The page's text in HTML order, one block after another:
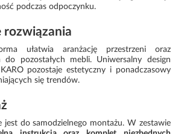
podczas odpoczynku.
rozwiązania
ułatwia aranżację przestrzeni oraz
do pozostałych mebli. Uniwersalny design
pozostaje estetyczny i ponadczasowy
się trendów.
jest do samodzielnego montażu. W zestawie